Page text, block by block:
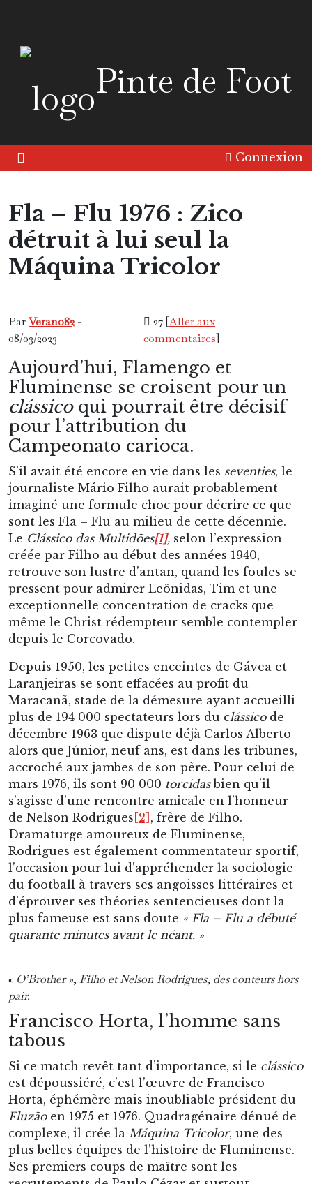
Pinte de Foot
Connexion
Fla – Flu 1976 : Zico
détruit à lui seul la
Máquina Tricolor
Amérique Continent Match à part
ParVerano82 -
08/03/2023
27 [Aller aux
commentaires]
Aujourd’hui, Flamengo et
Fluminense se croisent pour un
clássicoqui pourrait être décisif
pour l’attribution du
Campeonato carioca.
S’il avait été encore en vie dans les seventies, le
journaliste Mário Filho aurait probablement
imaginé une formule choc pour décrire ce que
sont les Fla – Flu au milieu de cette décennie.
Le Clássico das Multidões[1], selon l’expression
créée par Filho au début des années 1940,
retrouve son lustre d’antan, quand les foules se
pressent pour admirer Leônidas, Tim et une
exceptionnelle concentration de cracks que
même le Christ rédempteur semble contempler
depuis le Corcovado.
Depuis 1950, les petites enceintes de Gávea et
Laranjeiras se sont effacées au profit du
Maracanã, stade de la démesure ayant accueilli
plus de 194 000 spectateurs lors du clássicode
décembre 1963 que dispute déjà Carlos Alberto
alors que Júnior, neuf ans, est dans les tribunes,
accroché aux jambes de son père. Pour celui de
mars 1976, ils sont 90 000 torcidasbien qu’il
s’agisse d’une rencontre amicale en l’honneur
de Nelson Rodrigues [2] , frère de Filho.
Dramaturge amoureux de Fluminense,
Rodrigues est également commentateur sportif,
l’occasion pour lui d’appréhender la sociologie
du football à travers ses angoisses littéraires et
d’éprouver ses théories sentencieuses dont la
plus fameuse est sans doute « Fla – Flu a débuté
quarante minutes avant le néant. »
« O’Brother », Filho et Nelson Rodrigues, des conteurs hors
pair.
Francisco Horta, l’homme sans
tabous
Si ce match revêt tant d’importance, si le clássico
est dépoussiéré, c’est l’œuvre de Francisco
Horta, éphémère mais inoubliable président du
Fluzãoen 1975 et 1976. Quadragénaire dénué de
complexe, il crée la Máquina Tricolor, une des
plus belles équipes de l’histoire de Fluminense.
Ses premiers coups de maître sont les